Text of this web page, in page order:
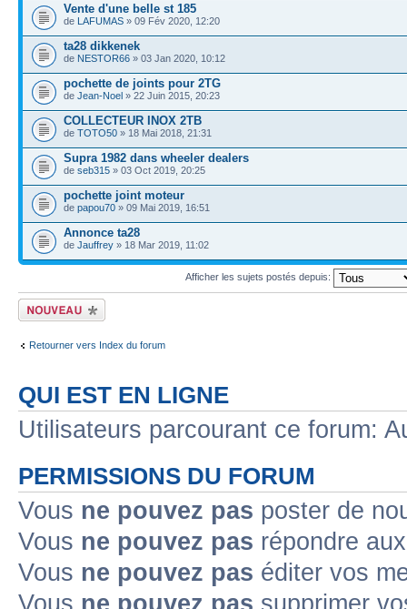
Vente d'une belle st 185
de LAFUMAS » 09 Fév 2020, 12:20
ta28 dikkenek
de NESTOR66 » 03 Jan 2020, 10:12
pochette de joints pour 2TG
de Jean-Noel » 22 Juin 2015, 20:23
COLLECTEUR INOX 2TB
de TOTO50 » 18 Mai 2018, 21:31
Supra 1982 dans wheeler dealers
de seb315 » 03 Oct 2019, 20:25
pochette joint moteur
de papou70 » 09 Mai 2019, 16:51
Annonce ta28
de Jauffrey » 18 Mar 2019, 11:02
Afficher les sujets postés depuis:
Ecrire un nouveau
sujet
Retourner vers Index du forum
QUI EST EN LIGNE
Utilisateurs parcourant ce forum:
PERMISSIONS DU FORUM
Vous ne pouvez pas poster de
Vous ne pouvez pas répondre
Vous ne pouvez pas éditer vos
Vous ne pouvez pas supprimer